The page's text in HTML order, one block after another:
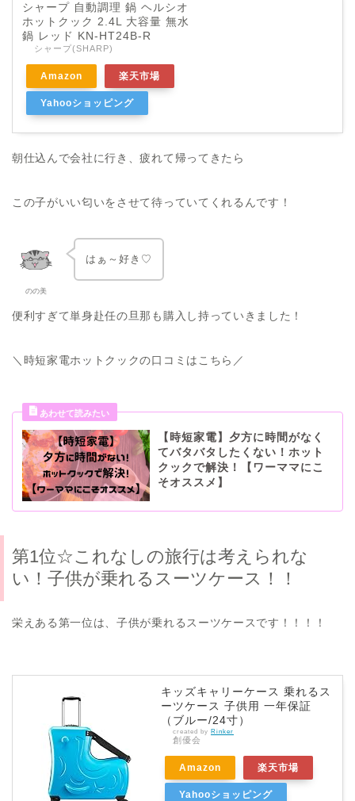
シャープ 自動調理 鍋 ヘルシオ
ホットクック 2.4L 大容量 無水
鍋 レッド KN-HT24B-R
シャープ(SHARP)
Amazon 楽天市場
Yahooショッピング
朝仕込んで会社に行き、疲れて帰ってきたら
この子がいい匂いをさせて待っていてくれるんです！
のの美
はぁ～好き♡
便利すぎて単身赴任の旦那も購入し持っていきました！
＼時短家電ホットクックの口コミはこちら／
【時短家電】夕方に時間がなく
てバタバタしたくない！ホット
クックで解決！【ワーママにこ
そオススメ】
第1位☆これなしの旅行は考えられな
い！子供が乗れるスーツケース！！
栄えある第一位は、子供が乗れるスーツケースです！！！！
キッズキャリーケース 乗れるス
ーツケース 子供用 一年保証
（ブルー/24寸）
created by Rinker
創優会
Amazon 楽天市場
Yahooショッピング